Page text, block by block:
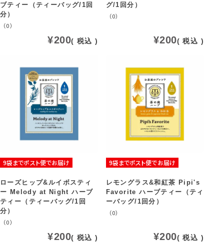
ブティー（ティーバッグ/1回
分）
（0）
¥200 税込
グ/1回分）
（0）
¥200 税込
9袋までポスト便でお届け
ローズヒップ&ルイボスティ
ー Melody at Night ハーブ
ティー（ティーバッグ/1回
分）
（0）
¥200 税込
9袋までポスト便でお届け
レモングラス&和紅茶 Pipi's
Favorite ハーブティー（ティ
ーバッグ/1回分）
（0）
¥200 税込